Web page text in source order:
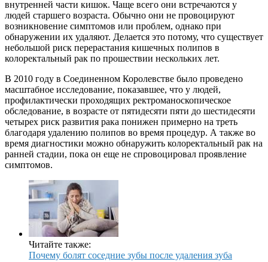
внутренней части кишок. Чаще всего они встречаются у
людей старшего возраста. Обычно они не провоцируют
возникновение симптомов или проблем, однако при
обнаружении их удаляют. Делается это потому, что существует
небольшой риск перерастания кишечных полипов в
колоректальный рак по прошествии нескольких лет.
В 2010 году в Соединенном Королевстве было проведено
масштабное исследование, показавшее, что у людей,
профилактически проходящих ректроманоскопическое
обследование, в возрасте от пятидесяти пяти до шестидесяти
четырех риск развития рака понижен примерно на треть
благодаря удалению полипов во время процедур. А также во
время диагностики можно обнаружить колоректальный рак на
ранней стадии, пока он еще не спровоцировал проявление
симптомов.
Читайте также:
Почему болят соседние зубы после удаления зуба